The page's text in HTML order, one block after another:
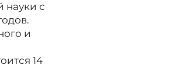
науки с
и
14